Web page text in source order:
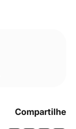
Compartilhe